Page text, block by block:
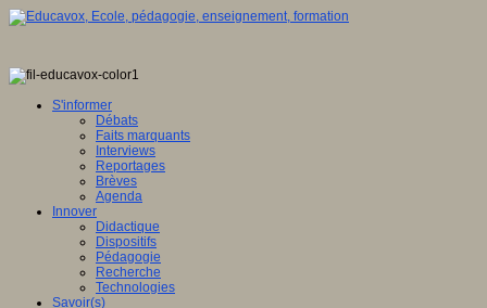
S'informer
Débats
Faits marquants
Interviews
Reportages
Brèves
Agenda
Innover
Didactique
Dispositifs
Pédagogie
Recherche
Technologies
Savoir(s)